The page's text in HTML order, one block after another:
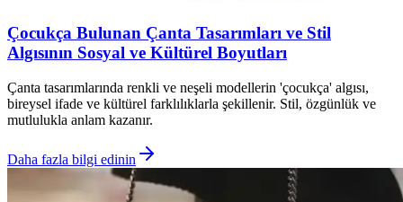
Çocukça Bulunan Çanta Tasarımları ve Stil
Algısının Sosyal ve Kültürel Boyutları
Çanta tasarımlarında renkli ve neşeli modellerin 'çocukça' algısı,
bireysel ifade ve kültürel farklılıklarla şekillenir. Stil, özgünlük ve
mutlulukla anlam kazanır.
Daha fazla bilgi edinin